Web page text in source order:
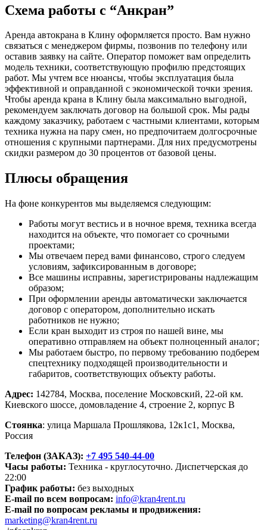
Схема работы с “Анкран”
Аренда автокрана в Клину оформляется просто. Вам нужно
связаться с менеджером фирмы, позвонив по телефону или
оставив заявку на сайте. Оператор поможет вам определить
модель техники, соответствующую профилю предстоящих
работ. Мы учтем все нюансы, чтобы эксплуатация была
эффективной и оправданной с экономической точки зрения.
Чтобы аренда крана в Клину была максимально выгодной,
рекомендуем заключать договор на большой срок. Мы рады
каждому заказчику, работаем с частными клиентами, которым
техника нужна на пару смен, но предпочитаем долгосрочные
отношения с крупными партнерами. Для них предусмотрены
скидки размером до 30 процентов от базовой цены.
Плюсы обращения
На фоне конкурентов мы выделяемся следующим:
Работы могут вестись и в ночное время, техника всегда
находится на объекте, что помогает со срочными
проектами;
Мы отвечаем перед вами финансово, строго следуем
условиям, зафиксированным в договоре;
Все машины исправны, зарегистрированы надлежащим
образом;
При оформлении аренды автоматически заключается
договор с оператором, дополнительно искать
работников не нужно;
Если кран выходит из строя по нашей вине, мы
оперативно отправляем на объект полноценный аналог;
Мы работаем быстро, по первому требованию подберем
спецтехнику подходящей производительности и
габаритов, соответствующих объекту работы.
Адрес: 142784, Москва, поселение Московский, 22-ой км.
Киевского шоссе, домовладение 4, строение 2, корпус В
Стоянка: улица Маршала Прошлякова, 12к1с1, Москва,
Россия
Телефон (ЗАКАЗ): +7 495 540-44-00
Часы работы: Техника - круглосуточно. Диспетчерская до
22:00
График работы: без выходных
E-mail по всем вопросам: info@kran4rent.ru
E-mail по вопросам рекламы и продвижения:
marketing@kran4rent.ru